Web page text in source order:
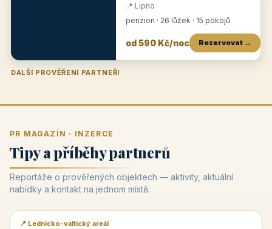
📍 Lipno
penzion · 26 lůžek · 15 pokojů
od 590 Kč/noc Rezervovat →
DALŠÍ PROVĚŘENÍ PARTNEŘI
Penzion U Zámku Pension Faber
PR MAGAZÍN · INZERCE
Tipy a příběhy partnerů
Reportáže o prověřených objektech — aktivity, aktuální
nabídky a kontakt na jednom místě.
📰 PR článek
📍 Lednicko-valtický areál